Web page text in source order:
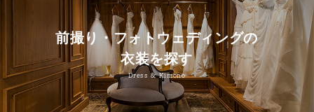
前撮り・フォトウェディングの
衣装を探す
Dress & Kimono